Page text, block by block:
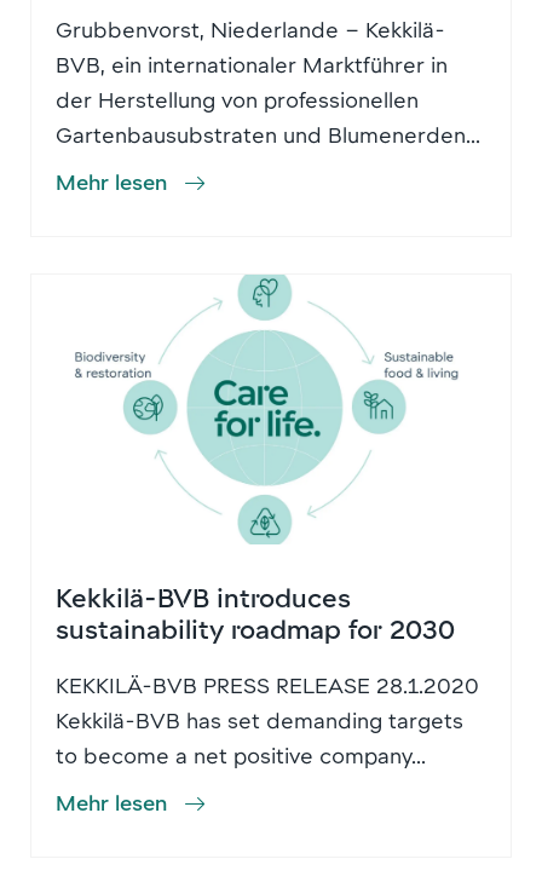
Grubbenvorst, Niederlande – Kekkilä-
BVB, ein internationaler Marktführer in
der Herstellung von professionellen
Gartenbausubstraten und Blumenerden...
Mehr lesen
Kekkilä-BVB introduces
sustainability roadmap for 2030
KEKKILÄ-BVB PRESS RELEASE 28.1.2020
Kekkilä-BVB has set demanding targets
to become a net positive company...
Mehr lesen